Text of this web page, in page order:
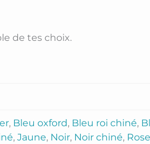
de tes choix.
, Bleu oxford, Bleu roi chiné,
,Jaune, Noir, Noir chiné, Rose